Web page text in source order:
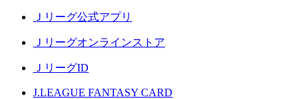
Ｊリーグ公式アプリ
Ｊリーグオンラインストア
ＪリーグID
J.LEAGUE FANTASY CARD